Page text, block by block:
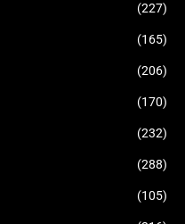
(227)
(165)
(206)
(170)
(232)
(288)
(105)